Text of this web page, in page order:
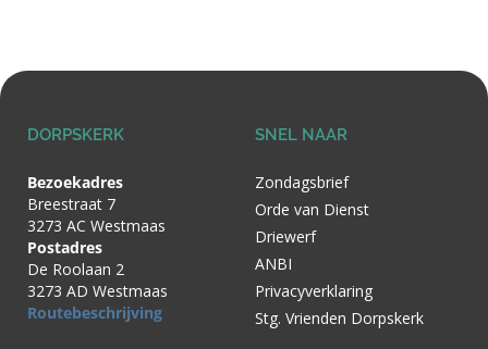
DORPSKERK
Bezoekadres
Breestraat 7
3273 AC Westmaas
Postadres
De Roolaan 2
3273 AD Westmaas
Routebeschrijving
SNEL NAAR
Zondagsbrief
Orde van Dienst
Driewerf
ANBI
Privacyverklaring
Stg. Vrienden Dorpskerk